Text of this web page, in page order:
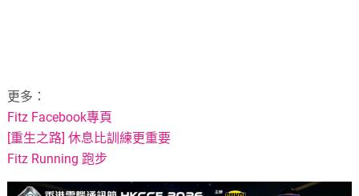
更多：
Fitz Facebook專頁
[重生之路] 休息比訓練更重要
Fitz Running 跑步